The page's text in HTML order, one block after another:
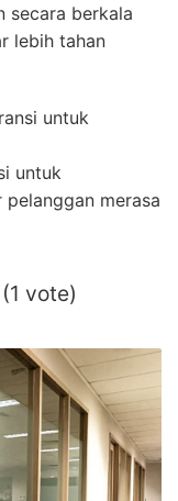
secara berkala
lebih tahan
untuk
untuk
merasa
vote)